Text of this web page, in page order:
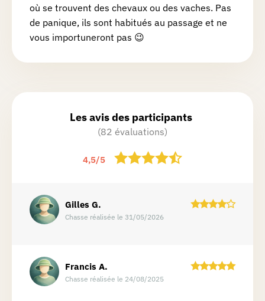
où se trouvent des chevaux ou des vaches. Pas
de panique, ils sont habitués au passage et ne
vous importuneront pas 😉
Les avis des participants
(82 évaluations)
4,5/5
Gilles G.
Chasse réalisée le 31/05/2026
Francis A.
Chasse réalisée le 24/08/2025